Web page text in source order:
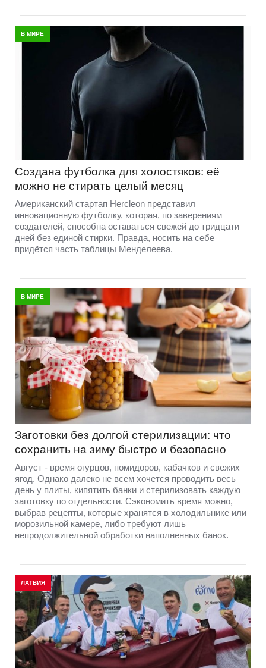
В МИРЕ
Создана футболка для холостяков: её
можно не стирать целый месяц
Американский стартап Hercleon представил
инновационную футболку, которая, по заверениям
создателей, способна оставаться свежей до тридцати
дней без единой стирки. Правда, носить на себе
придётся часть таблицы Менделеева.
В МИРЕ
Заготовки без долгой стерилизации: что
сохранить на зиму быстро и безопасно
Август - время огурцов, помидоров, кабачков и свежих
ягод. Однако далеко не всем хочется проводить весь
день у плиты, кипятить банки и стерилизовать каждую
заготовку по отдельности. Сэкономить время можно,
выбрав рецепты, которые хранятся в холодильнике или
морозильной камере, либо требуют лишь
непродолжительной обработки наполненных банок.
ЛАТВИЯ